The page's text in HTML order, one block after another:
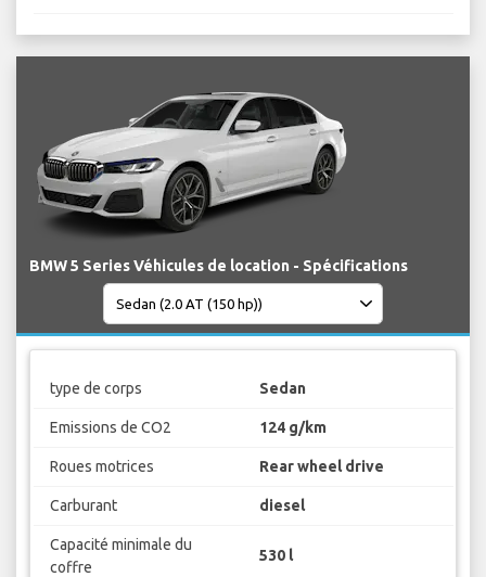
BMW 5 Series Véhicules de location - Spécifications
type de corps Sedan
Emissions de CO2 124 g/km
Roues motrices Rear wheel drive
Carburant diesel
Capacité minimale du
coffre
530 l